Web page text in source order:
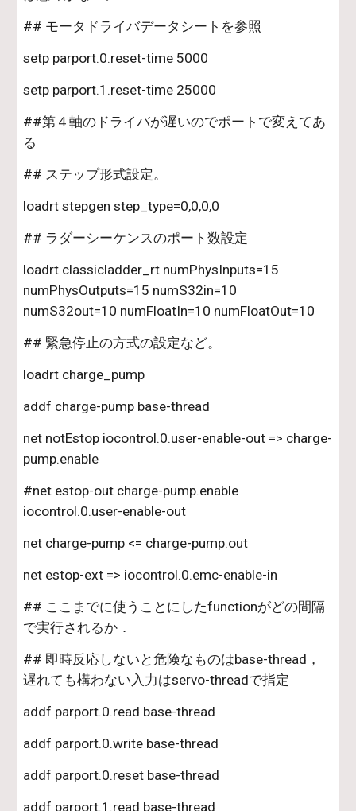
## モータドライバデータシートを参照
setp parport.0.reset-time 5000
setp parport.1.reset-time 25000
##第４軸のドライバが遅いのでポートで変えてあ
る
## ステップ形式設定。
loadrt stepgen step_type=0,0,0,0
## ラダーシーケンスのポート数設定
loadrt classicladder_rt numPhysInputs=15
numPhysOutputs=15 numS32in=10
numS32out=10 numFloatIn=10 numFloatOut=10
## 緊急停止の方式の設定など。
loadrt charge_pump
addf charge-pump base-thread
net notEstop iocontrol.0.user-enable-out => charge-
pump.enable
#net estop-out charge-pump.enable
iocontrol.0.user-enable-out
net charge-pump <= charge-pump.out
net estop-ext => iocontrol.0.emc-enable-in
## ここまでに使うことにしたfunctionがどの間隔
で実行されるか．
## 即時反応しないと危険なものはbase-thread，
遅れても構わない入力はservo-threadで指定
addf parport.0.read base-thread
addf parport.0.write base-thread
addf parport.0.reset base-thread
addf parport.1.read base-thread